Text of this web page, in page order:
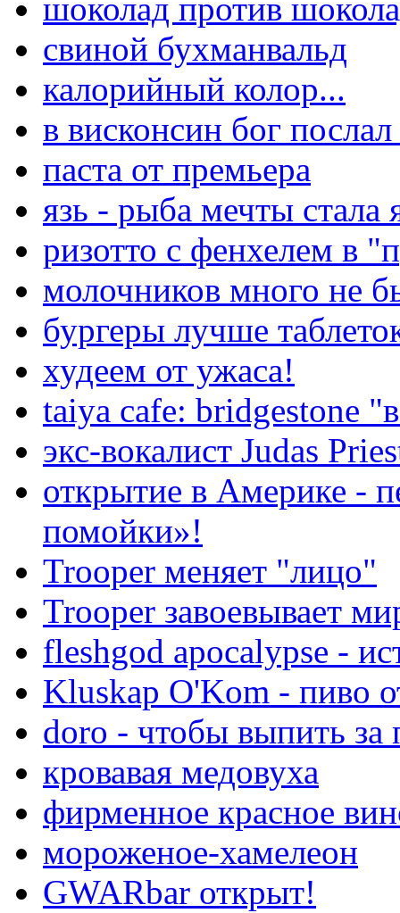
шоколад против
свиной бухманвальд
калорийный колор...
в висконсин бог
паста от премьера
язь - рыба мечты стала
ризотто с фенхелем в
молочников много не
бургеры лучше
худеем от ужаса!
taiya cafe: bridgestone
экс-вокалист Judas
открытие в Америке -
помойки»!
Trooper меняет "лицо"
Trooper завоевывает
fleshgod apocalypse -
Kluskap O'Kom - пиво
doro - чтобы выпить за
кровавая медовуха
фирменное красное
мороженое-хамелеон
GWARbar открыт!